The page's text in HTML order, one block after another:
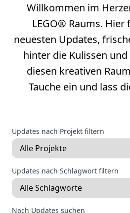
Willkommen im
LEGO® Raums. Hier
neuesten Updates,
hinter die Kulissen und
diesen kreativen
Tauche ein und lass
Updates nach Projekt filtern
Updates nach Schlagwort filtern
Nach Updates suchen